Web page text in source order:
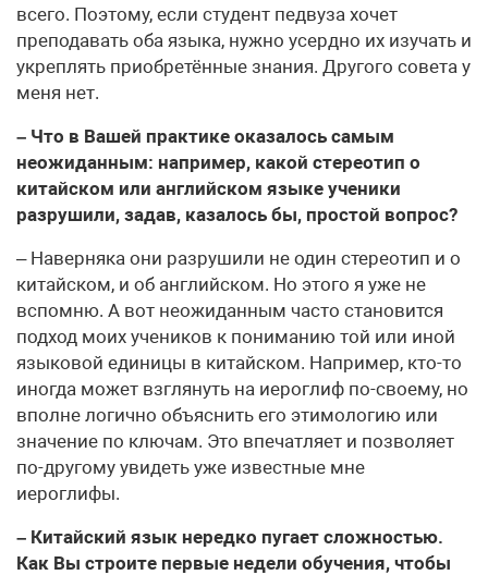
всего. Поэтому, если студент педвуза хочет
преподавать оба языка, нужно усердно их изучать и
укреплять приобретённые знания. Другого совета у
меня нет.
– Что в Вашей практике оказалось самым
неожиданным: например, какой стереотип о
китайском или английском языке ученики
разрушили, задав, казалось бы, простой вопрос?
– Наверняка они разрушили не один стереотип и о
китайском, и об английском. Но этого я уже не
вспомню. А вот неожиданным часто становится
подход моих учеников к пониманию той или иной
языковой единицы в китайском. Например, кто-то
иногда может взглянуть на иероглиф по-своему, но
вполне логично объяснить его этимологию или
значение по ключам. Это впечатляет и позволяет
по-другому увидеть уже известные мне
иероглифы.
– Китайский язык нередко пугает сложностью.
Как Вы строите первые недели обучения, чтобы